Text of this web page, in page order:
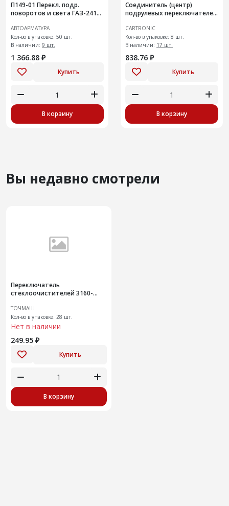
П149-01 Перекл. подр.
поворотов и света ГАЗ-2410,
АВТОАРМАТУРА
Кол-во в упаковке: 50 шт.
В наличии: 9 шт.
1 366.88 ₽
Купить
В корзину
Соединитель (центр)
подрулевых переключателей
Cartronic CTR0113658 (Ref.2
CARTRONIC
Кол-во в упаковке: 8 шт.
В наличии: 17 шт.
838.76 ₽
Купить
В корзину
Вы недавно смотрели
Переключатель
стеклоочистителей 3160-
ТОЧМАШ
Кол-во в упаковке: 28 шт.
Нет в наличии
249.95 ₽
Купить
В корзину